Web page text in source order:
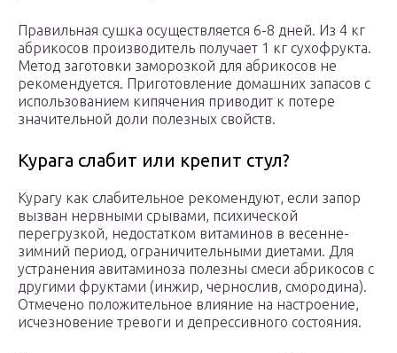
Правильная сушка осуществляется 6-8 дней. Из 4 кг
абрикосов производитель получает 1 кг сухофрукта.
Метод заготовки заморозкой для абрикосов не
рекомендуется. Приготовление домашних запасов с
использованием кипячения приводит к потере
значительной доли полезных свойств.
Курага слабит или крепит стул?
Курагу как слабительное рекомендуют, если запор
вызван нервными срывами, психической
перегрузкой, недостатком витаминов в весенне-
зимний период, ограничительными диетами. Для
устранения авитаминоза полезны смеси абрикосов с
другими фруктами (инжир, чернослив, смородина).
Отмечено положительное влияние на настроение,
исчезновение тревоги и депрессивного состояния.